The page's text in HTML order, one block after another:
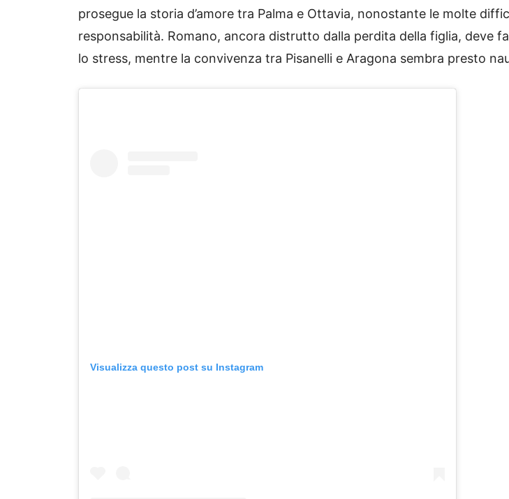
prosegue la storia d’amore tra Palma e Ottavia, nonostante le molte
responsabilità. Romano, ancora distrutto dalla perdita della figlia, deve
lo stress, mentre la convivenza tra Pisanelli e Aragona sembra presto
Visualizza questo post su Instagram